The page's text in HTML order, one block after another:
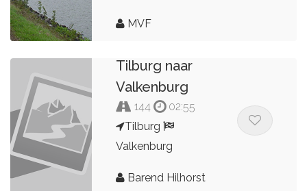
MVF
Tilburg naar
Valkenburg
144
02:55
Tilburg
Valkenburg
Barend Hilhorst